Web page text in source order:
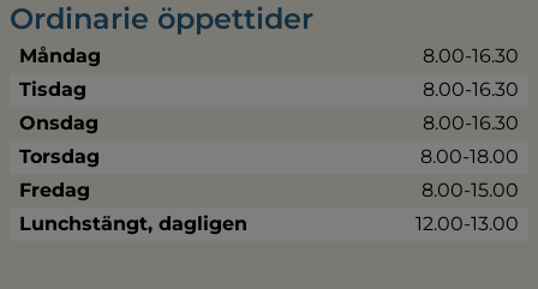
Ordinarie öppettider
Måndag
8.00-16.30
Tisdag
8.00-16.30
Onsdag
8.00-16.30
Torsdag
8.00-18.00
Fredag
8.00-15.00
Lunchstängt, dagligen
12.00-13.00